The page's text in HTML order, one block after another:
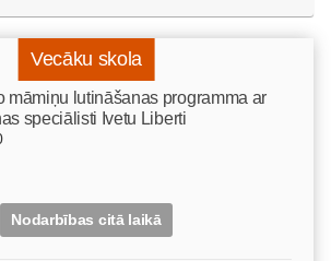
Vecāku skola
māmiņu lutināšanas programma ar
speciālisti Ivetu Liberti
Nodarbības citā laikā